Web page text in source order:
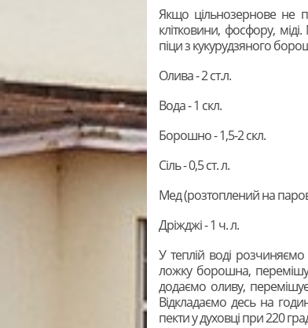
Якщо цільнозернове не
клітковини, фосфору,
піци з кукурудзяного
Олива - 2 ст.л.
Вода - 1 скл.
Борошно - 1,5-2 скл.
Сіль - 0,5 ст. л.
Мед (розтоплений на
Дріжджі - 1 ч. л.
У теплій воді
ложку борошна,
додаємо оливу,
Відкладаємо десь на
пекти у духовці при 220